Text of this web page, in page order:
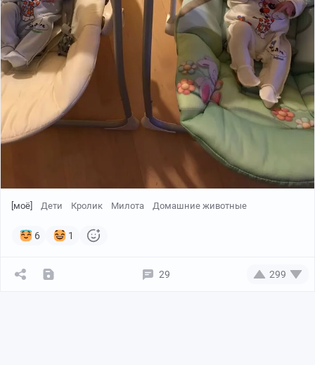
[моё] Дети Кролик Милота Домашние животные
6 1
29 299